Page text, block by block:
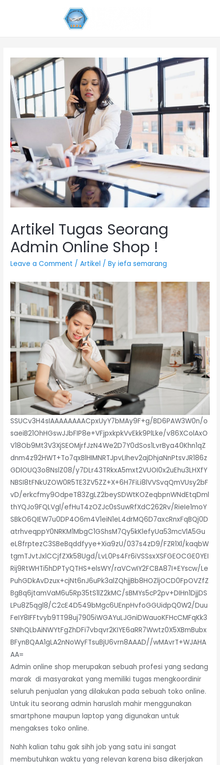
Artikel Tugas Seorang
Admin Online Shop !
Leave a Comment /Artikel / Byiefa semarang
SSUCv3H4sIAAAAAAAACpxUyY7bMAy9F+g/BD6PAW3W0n/o
saeiB21OhHGswJJbFIP8e+VFjpxkpkVvEkk9PlLke/v86XColAxO
V18Ob9Mt3V3XjSEOMjrfJzN4We2D7Y0dSos1LvrBya40Khn1qZ
dnm4z92HWT+To7qxBlHIMNRTJpvLIhev2ajDhjaNnPtsvJR186z
GDlOUQ3o8NslZ08/y7DLr43TRkxA5mxt2VUOI0x2uEhu3LHXfY
NBSI8tFNkUZOW0R5TE3ZV5ZZ+X+6H7FiLi8lVVSvqQmVUsy2bF
vD/erkcfmy9OdpeT83ZgLZ2beySDWtKOZeqbpnWNdEtqDml
thYQJo9FQLVgl/efHuT4zOZJc0sSuwRfXdC262Rv/RieIe1moY
SBkO6QIEW7u0DP4O6m4V1eiN1eL4drMQ6D7axcRnxFqBQj0D
atrhveqppY0NRKM1MbgC1GShsM7Qy5kKlefyUa53mcVlA5Gu
eL8frptezC3SBeBqddfyye+Xia9zU/037s4zD9/FZR1Xl/kaqbW
tgmTJvtJxlCCjfZXk58Ugd/LvL0Ps4Fr6iVSSsxXSFGEOCGE0YEI
Rij9RtWHTi5hDPTyQTHS+elsWY/raVCwIY2FCBA87I+EYscw/Le
PuhGDkAvDzux+cjNt6nJ6uPk3alZQhjjBb8HOZljOCD0FpOVZfZ
BgBq6jtamVaM6u5Rp35tS1lZ2kMC/sBMYs5cP2pv+DIHn1DjjDS
LPu8Z5qgl8/C2cE4D549bMgc6UEnpHvfoGGUidpQ0W2/Duu
FeIY8IFFtvyb9TT98uj7905iWGAYuLJGniDWauoKFHcCMFqKk3
SNIhQLbAiNWYtFgZhDFi7vbqvr2KIYE6aRR7Wwtz0X5XBmBubx
BFynBQAA1gLA2nNoWyFTsuBjU6vrn8AAAD//wMAvrT+WJAHA
AA=
Admin online shop merupakan sebuah profesi yang sedang
marak di masyarakat yang memiliki tugas mengkoordinir
seluruh penjualan yang dilakukan pada sebuah toko online.
Untuk itu seorang admin haruslah mahir menggunakan
smartphone maupun laptop yang digunakan untuk
mengakses toko online.
Nahh kalian tahu gak sihh job yang satu ini sangat
membutuhkan waktu yang relevan karena bisa dikerjakan